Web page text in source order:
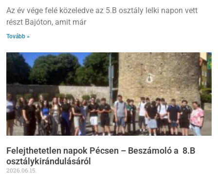
Az év vége felé közeledve az 5.B osztály lelki napon vett
részt Bajóton, amit már
Tovább »
Felejthetetlen napok Pécsen – Beszámoló a 8.B
osztálykirándulásáról
2026.06.15.